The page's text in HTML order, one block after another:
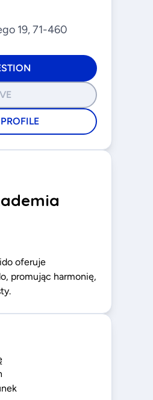
19, 71-460
oferuje
promując harmonię,